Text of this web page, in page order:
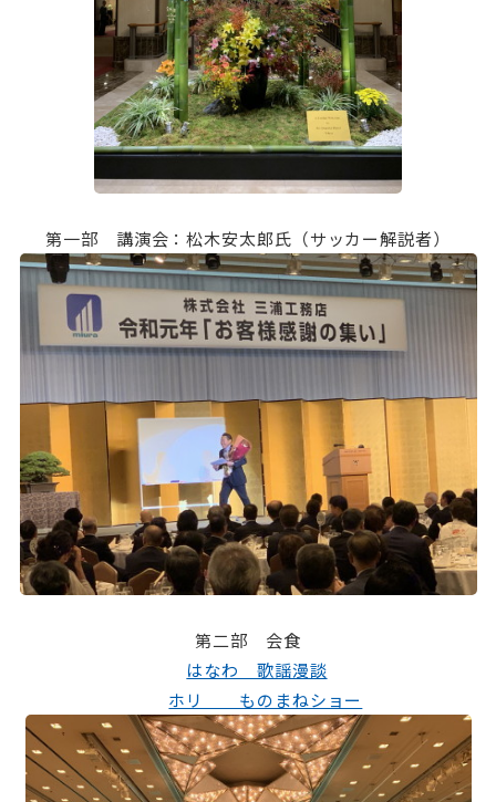
第一部 講演会：松木安太郎氏（サッカー解説者）
第二部 会食
はなわ 歌謡漫談
ホリ ものまねショー